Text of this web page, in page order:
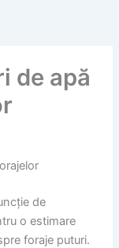
de apă
de
o estimare
foraje puturi.